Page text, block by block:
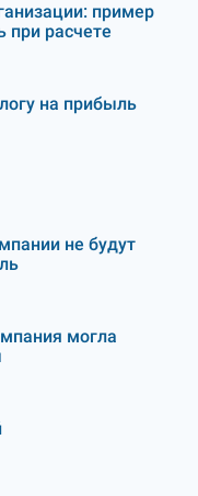
пример
при расчете
на прибыль
не будут
могла